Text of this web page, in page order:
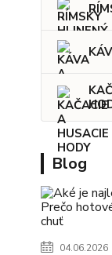
Blog
04.06.2026